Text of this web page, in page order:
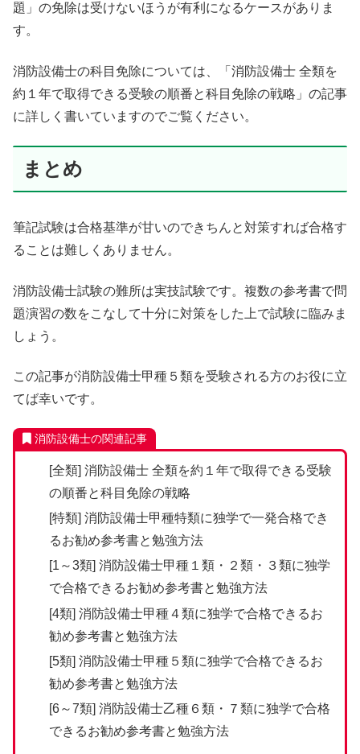
題」の免除は受けないほうが有利になるケースがありま
す。
消防設備士の科目免除については、「 消防設備士 全類を
約１年で取得できる受験の順番と科目免除の戦略 」の記事
に詳しく書いていますのでご覧ください。
まとめ
筆記試験は合格基準が甘いのできちんと対策すれば合格す
ることは難しくありません。
消防設備士試験の難所は実技試験です。複数の参考書で問
題演習の数をこなして十分に対策をした上で試験に臨みま
しょう。
この記事が消防設備士甲種５類を受験される方のお役に立
てば幸いです。
消防設備士の関連記事
[全類] 消防設備士 全類を約１年で取得できる受験
の順番と科目免除の戦略
[特類] 消防設備士甲種特類に独学で一発合格でき
るお勧め参考書と勉強方法
[1～3類] 消防設備士甲種１類・２類・３類に独学
で合格できるお勧め参考書と勉強方法
[4類] 消防設備士甲種４類に独学で合格できるお
勧め参考書と勉強方法
[5類] 消防設備士甲種５類に独学で合格できるお
勧め参考書と勉強方法
[6～7類] 消防設備士乙種６類・７類に独学で合格
できるお勧め参考書と勉強方法